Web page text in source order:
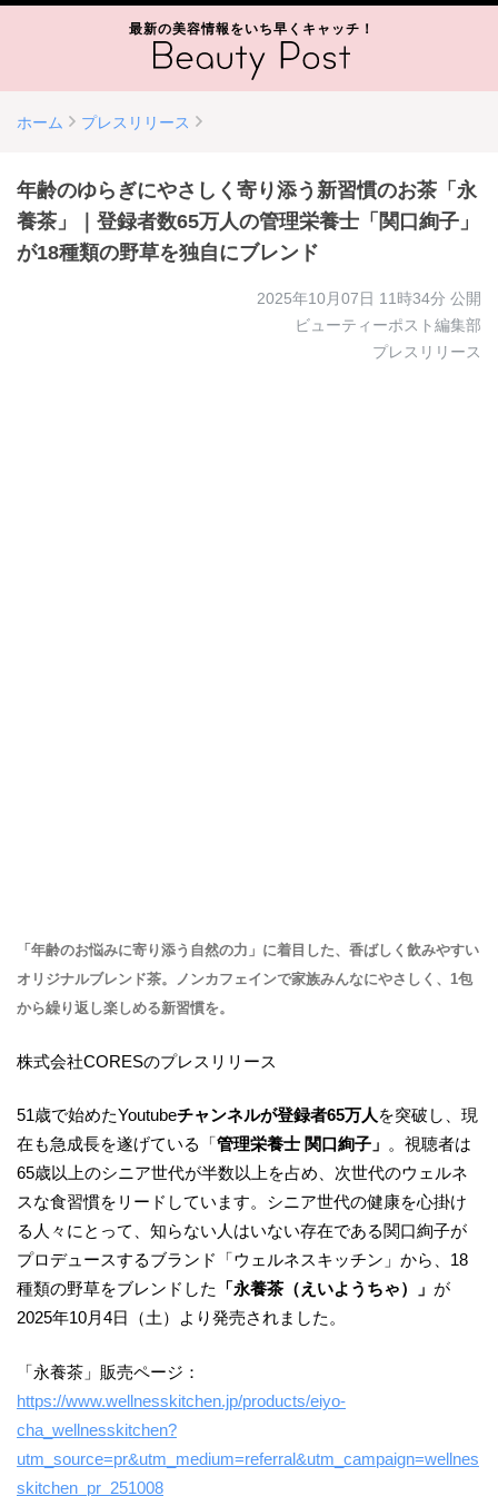
最新の美容情報をいち早くキャッチ！
ホーム プレスリリース
年齢のゆらぎにやさしく寄り添う新習慣のお茶「永
養茶」｜登録者数65万人の管理栄養士「関口絢子」
が18種類の野草を独自にブレンド
2025年10月07日 11時34分 公開
ビューティーポスト編集部
プレスリリース
「年齢のお悩みに寄り添う自然の力」に着目した、香ばしく飲みやすい
オリジナルブレンド茶。ノンカフェインで家族みんなにやさしく、1包
から繰り返し楽しめる新習慣を。
株式会社CORESのプレスリリース
51歳で始めたYoutubeチャンネルが登録者65万人 を突破し、現
在も急成長を遂げている「管理栄養士 関口絢子」 。視聴者は
65歳以上のシニア世代が半数以上を占め、次世代のウェルネ
スな食習慣をリードしています。シニア世代の健康を心掛け
る人々にとって、知らない人はいない存在である関口絢子が
プロデュースするブランド「ウェルネスキッチン」から、18
種類の野草をブレンドした
「永養茶（えいようちゃ）」 が
2025年10月4日（土）より発売されました。
「永養茶」販売ページ：
https://www.wellnesskitchen.jp/products/eiyo-
cha_wellnesskitchen?
utm_source=pr&utm_medium=referral&utm_campaign=wellnes
skitchen_pr_251008